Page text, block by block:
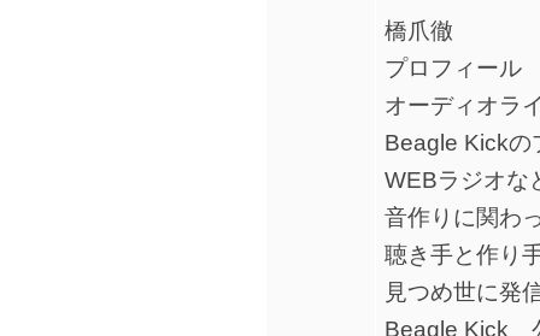
橋爪徹
プロフィール
オーディオラ
Beagle Kickの
WEBラジオな
音作りに関わ
聴き手と作り
見つめ世に発
Beagle Kick